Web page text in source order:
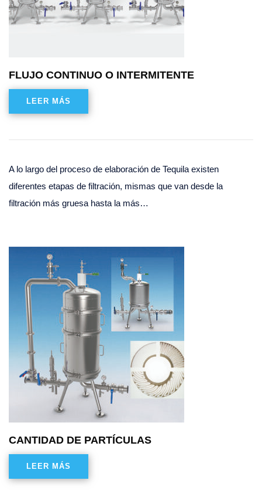
FLUJO CONTINUO O INTERMITENTE
LEER MÁS
A lo largo del proceso de elaboración de Tequila existen
diferentes etapas de filtración, mismas que van desde la
filtración más gruesa hasta la más…
CANTIDAD DE PARTÍCULAS
LEER MÁS